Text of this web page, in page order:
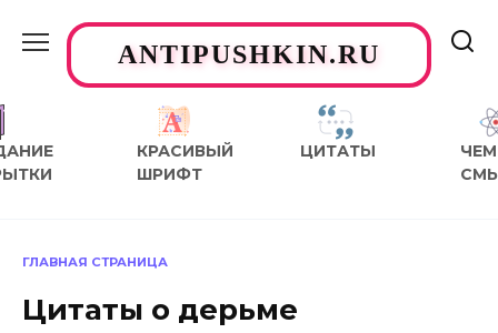
содержаниюANTIPUSHKIN.RU
КРАСИВЫЙ
ШРИФТ
ЦИТАТЫ
ЧЕМ
ГЛАВНАЯ СТРАНИЦА
Цитаты о дерьме